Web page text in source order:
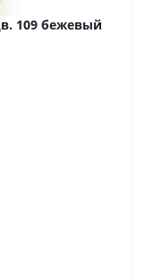
109 бежевый